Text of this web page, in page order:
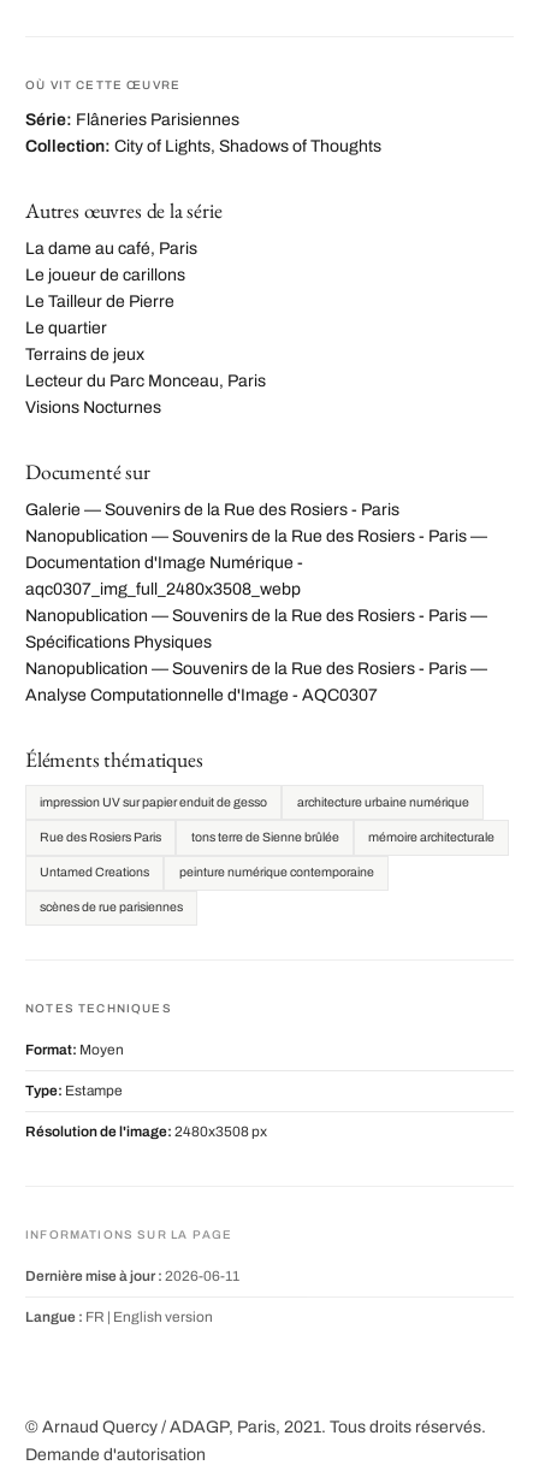
OÙ VIT CETTE ŒUVRE
Série: Flâneries Parisiennes
Collection: City of Lights, Shadows of Thoughts
Autres œuvres de la série
La dame au café, Paris
Le joueur de carillons
Le Tailleur de Pierre
Le quartier
Terrains de jeux
Lecteur du Parc Monceau, Paris
Visions Nocturnes
Documenté sur
Galerie — Souvenirs de la Rue des Rosiers - Paris
Nanopublication — Souvenirs de la Rue des Rosiers - Paris —
Documentation d'Image Numérique -
aqc0307_img_full_2480x3508_webp
Nanopublication — Souvenirs de la Rue des Rosiers - Paris —
Spécifications Physiques
Nanopublication — Souvenirs de la Rue des Rosiers - Paris —
Analyse Computationnelle d'Image - AQC0307
Éléments thématiques
impression UV sur papier enduit de gesso architecture urbaine numérique
Rue des Rosiers Paris tons terre de Sienne brûlée mémoire architecturale
Untamed Creations peinture numérique contemporaine
scènes de rue parisiennes
NOTES TECHNIQUES
Format: Moyen
Type: Estampe
Résolution de l'image: 2480x3508 px
INFORMATIONS SUR LA PAGE
Dernière mise à jour : 2026-06-11
Langue : FR | English version
© Arnaud Quercy / ADAGP, Paris, 2021. Tous droits réservés.
Demande d'autorisation